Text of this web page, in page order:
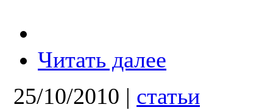
Читать далее
25/10/2010 | статьи